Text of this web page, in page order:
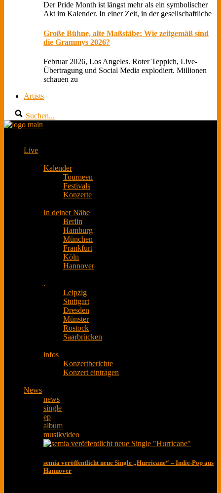
Der Pride Month ist längst mehr als ein symbolischer
Akt im Kalender. In einer Zeit, in der gesellschaftliche
Große Bühne, alte Maßstäbe: Wie zeitgemäß sind
die Grammys 2026?
Februar 2026, Los Angeles. Roter Teppich, Live-
Übertragung und Social Media explodiert. Millionen
schauen zu
Artists
Suchen...
Live
Kalender
Tourneen
Festivals
Konzerte
In deiner Nähe
Berlin
Hamburg
München
Frankfurt
Köln
Hannover
.
Leipzig
Stuttgart
Dresden
Münster
Rostock
Saarbrücken
infos
Konzertberichte
Konzert eintragen
News
news
single
ep
album
musikvideo
semia veröffentlicht neue Single „Hurricane“ – Indie-Pop aus
Hannover